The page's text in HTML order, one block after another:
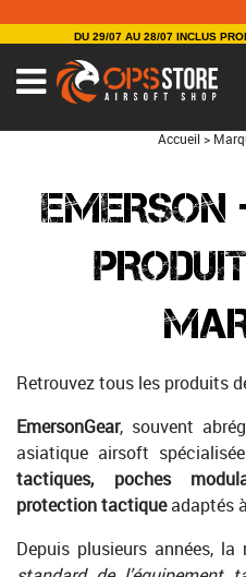
DU 29/07 AU 28/07 INCLUS
Accueil >
EMERSON
Retrouvez tous les produits
EmersonGear, souvent
asiatique airsoft
tactiques, poches
protection tactiqueadaptés
Depuis plusieurs années, la